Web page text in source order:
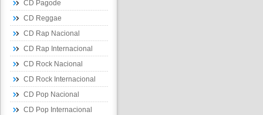
CD Pagode
CD Reggae
CD Rap Nacional
CD Rap Internacional
CD Rock Nacional
CD Rock Internacional
CD Pop Nacional
CD Pop Internacional